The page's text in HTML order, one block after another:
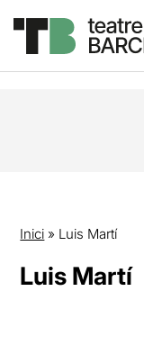
Inici » Luis Martí
Luis Martí